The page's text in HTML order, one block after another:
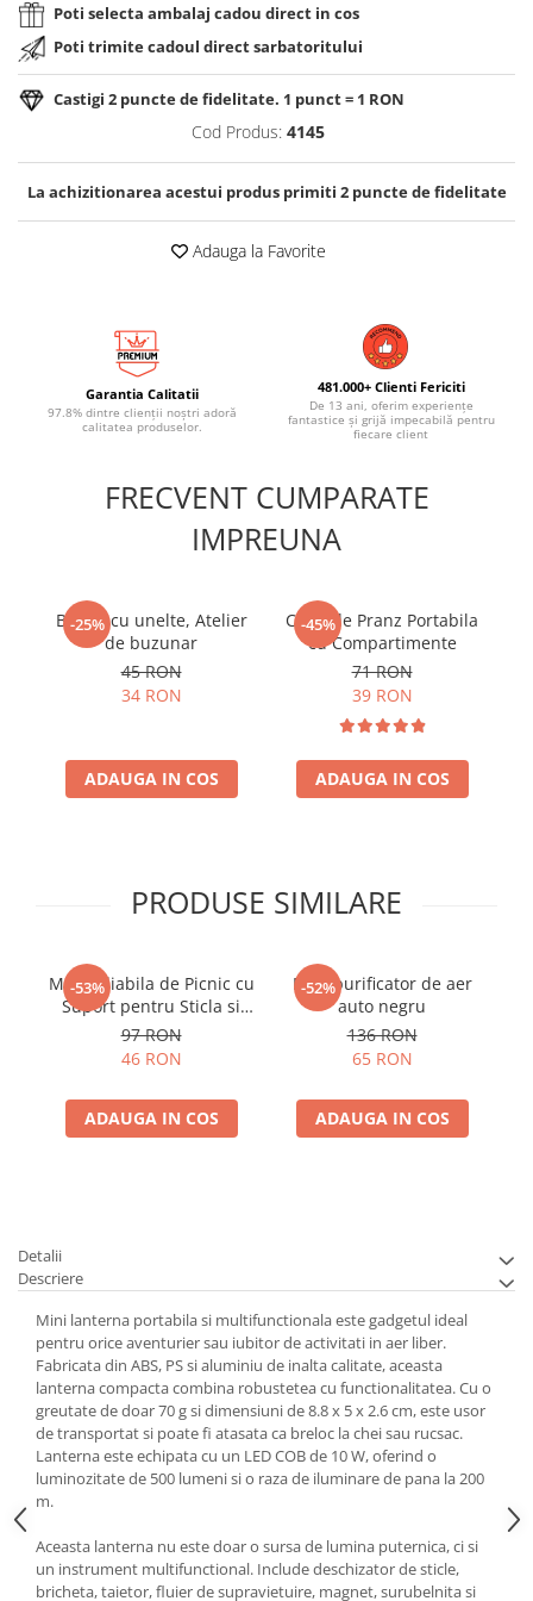
Poti selecta ambalaj cadou direct in cos
Poti trimite cadoul direct sarbatoritului
Castigi 2 puncte de fidelitate. 1 punct = 1 RON
Cod Produs: 4145
La achizitionarea acestui produs primiti 2puncte de fidelitate
Adauga la Favorite
Garantia Calitatii
97.8% dintre clienții noștri adoră
calitatea produselor.
481.000+ Clienti Fericiti
De 13 ani, oferim experiențe
fantastice și grijă impecabilă pentru
fiecare client
FRECVENT CUMPARATE
IMPREUNA
-25%
Breloc cu unelte, Atelier
de buzunar
45 RON
34 RON
ADAUGA IN COS
-45%
Cutie de Pranz Portabila
cu Compartimente
71 RON
39 RON
ADAUGA IN COS
PRODUSE SIMILARE
-53%
Masa Pliabila de Picnic cu
Suport pentru Sticla si
Pahare
97 RON
46 RON
ADAUGA IN COS
-52%
Mini purificator de aer
auto negru
136 RON
65 RON
ADAUGA IN COS
Detalii
Descriere
Mini lanterna portabila si multifunctionala este gadgetul ideal
pentru orice aventurier sau iubitor de activitati in aer liber.
Fabricata din ABS, PS si aluminiu de inalta calitate, aceasta
lanterna compacta combina robustetea cu functionalitatea. Cu o
greutate de doar 70 g si dimensiuni de 8.8 x 5 x 2.6 cm, este usor
de transportat si poate fi atasata ca breloc la chei sau rucsac.
Lanterna este echipata cu un LED COB de 10 W, oferind o
luminozitate de 500 lumeni si o raza de iluminare de pana la 200
m.
Aceasta lanterna nu este doar o sursa de lumina puternica, ci si
un instrument multifunctional. Include deschizator de sticle,
bricheta, taietor, fluier de supravietuire, magnet, surubelnita si